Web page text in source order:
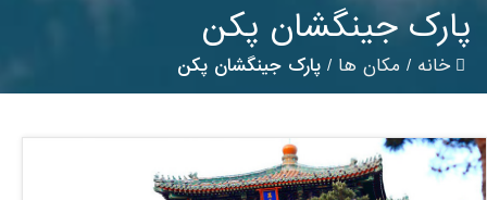
پارک جینگشان پکن
خانه/ مکان ها/ پارک جینگشان پکن